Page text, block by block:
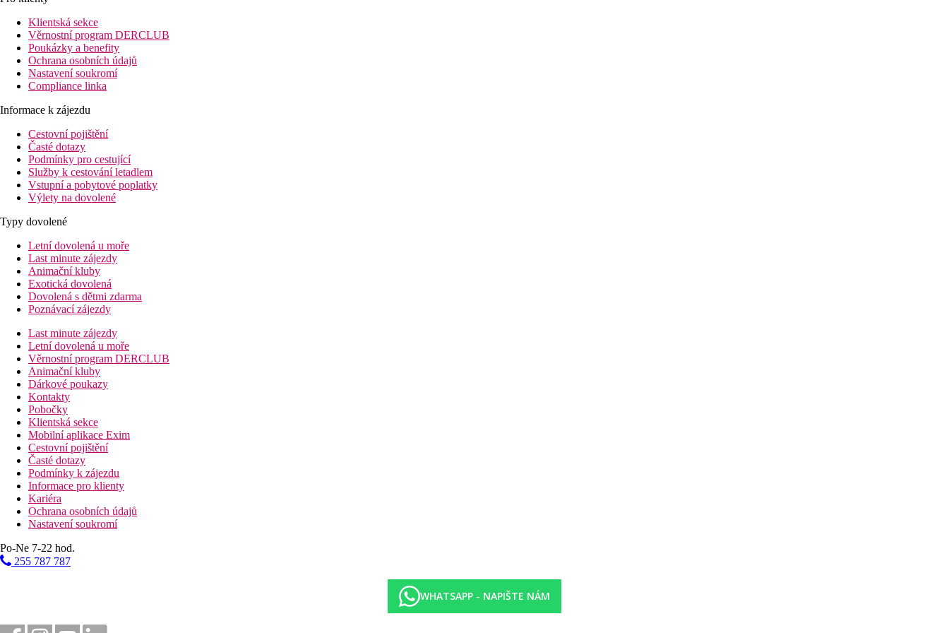
Klientská sekce
Věrnostní program DERCLUB
Poukázky a benefity
Ochrana osobních údajů
Nastavení soukromí
Compliance linka
Informace k zájezdu
Cestovní pojištění
Časté dotazy
Podmínky pro cestující
Služby k cestování letadlem
Vstupní a pobytové poplatky
Výlety na dovolené
Typy dovolené
Letní dovolená u moře
Last minute zájezdy
Animační kluby
Exotická dovolená
Dovolená s dětmi zdarma
Poznávací zájezdy
Last minute zájezdy
Letní dovolená u moře
Věrnostní program DERCLUB
Animační kluby
Dárkové poukazy
Kontakty
Pobočky
Klientská sekce
Mobilní aplikace Exim
Cestovní pojištění
Časté dotazy
Podmínky k zájezdu
Informace pro klienty
Kariéra
Ochrana osobních údajů
Nastavení soukromí
Po-Ne 7-22 hod.
255 787 787
WHATSAPP - NAPIŠTE NÁM